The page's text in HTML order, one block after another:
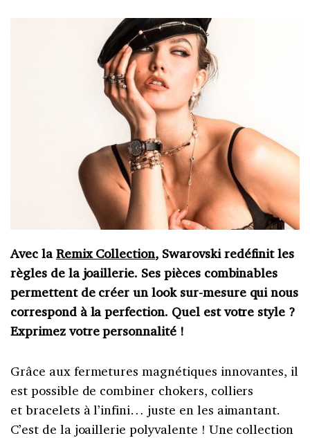
Avec la Remix Collection, Swarovski redéfinit les
règles de la joaillerie. Ses pièces combinables
permettent de créer un look sur-mesure qui nous
correspond à la perfection. Quel est votre style ?
Exprimez votre personnalité !
Grâce aux fermetures magnétiques innovantes, il
est possible de combiner chokers, colliers
et bracelets à l’infini… juste en les aimantant.
C’est de la joaillerie polyvalente ! Une collection